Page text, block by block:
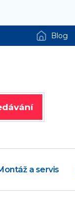
Blog
a servis